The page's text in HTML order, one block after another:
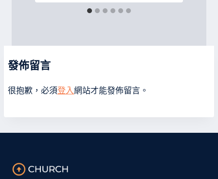
發佈留言
很抱歉，必須登入網站才能發佈留言。